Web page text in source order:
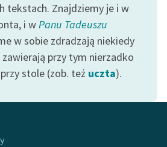
tekstach. Znajdziemy je i w
i wPanu Tadeuszu
w sobie zdradzają niekiedy
zawierają przy tym nierzadko
stole (zob. też uczta).